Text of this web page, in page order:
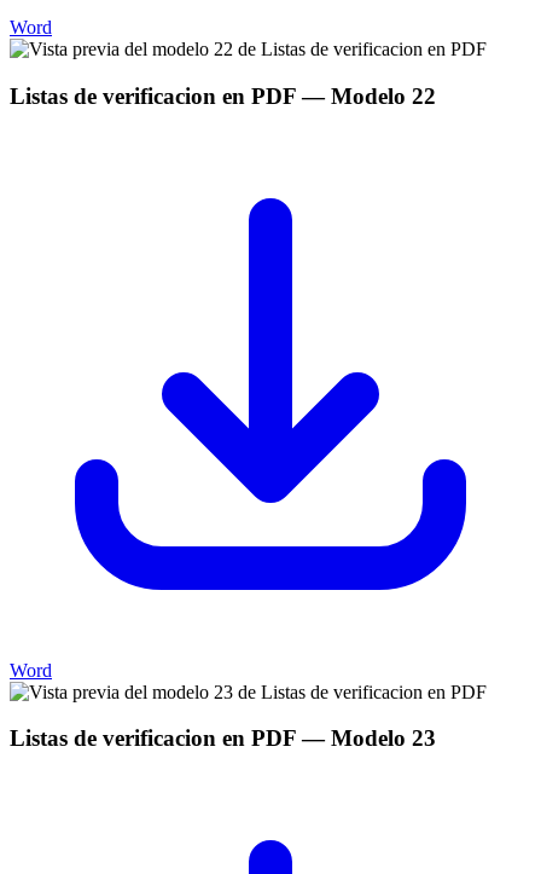
Word
Listas de verificacion en PDF— Modelo 22
Word
Listas de verificacion en PDF— Modelo 23